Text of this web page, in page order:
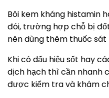
Bôi kem kháng histamin
đói, trường hợp chỗ bị
nên dùng thêm thuốc sát
Khi có dấu hiệu sốt hay
dịch hạch thì cần nhanh
được kiểm tra và khám